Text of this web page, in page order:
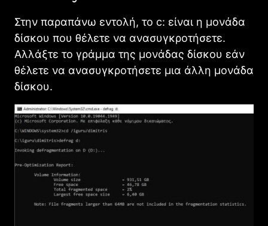
Στην παραπάνω εντολή, το c: είναι η μονάδα
δίσκου που θέλετε να ανασυγκροτήσετε.
Αλλάξτε το γράμμα της μονάδας δίσκου εάν
θέλετε να ανασυγκροτήσετε μια άλλη μονάδα
δίσκου.